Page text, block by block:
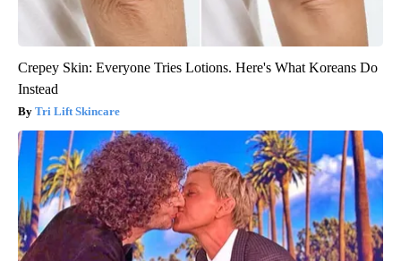
Crepey Skin: Everyone Tries Lotions. Here's What Koreans Do
Instead
Tri Lift Skincare